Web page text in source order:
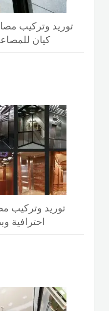
توريد وتركيب
كيان
توريد وتركيب
احترافية